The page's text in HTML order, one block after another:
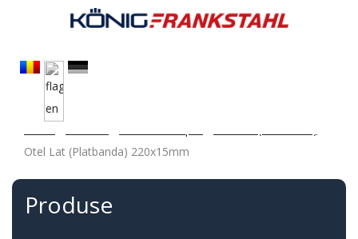
Otel Lat (Platbanda) 220x15mm
Produse